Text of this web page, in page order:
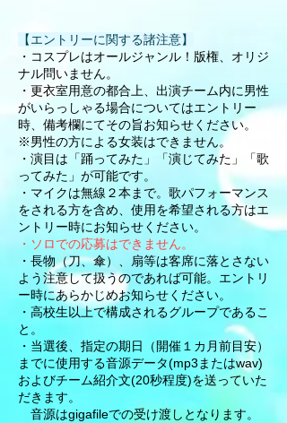
【エントリーに関する諸注意】
・コスプレはオールジャンル！版権、オリジ
ナル問いません。
・更衣室用意の都合上、出演チーム内に男性
がいらっしゃる場合についてはエントリー
時、備考欄にてその旨お知らせください。
※男性の方による女装はできません。
・演目は「踊ってみた」「演じてみた」「歌
ってみた」が可能です。
・マイクは無線２本まで。歌パフォーマンス
をされる方を含め、使用を希望される方はエ
ントリー時にお知らせください。
​・ソロでの応募はできません。
・長物（刀、傘）、扇等は客席に落とさない
よう注意して扱うのであれば可能。エントリ
ー時にあらかじめお知らせください。
・高校生以上で構成されるグループであるこ
と。
・当選後、指定の期日（開催１カ月前目安）
までに使用する音源データ(mp3またはwav)
およびチーム紹介文(20秒程度)を送っていた
だきます。
音源はgigafileでの受け渡しとなります。